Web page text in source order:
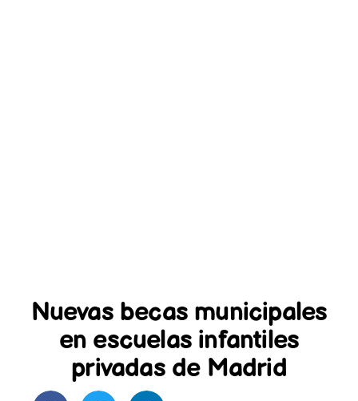
Nuevas becas municipales
en escuelas infantiles
privadas de Madrid